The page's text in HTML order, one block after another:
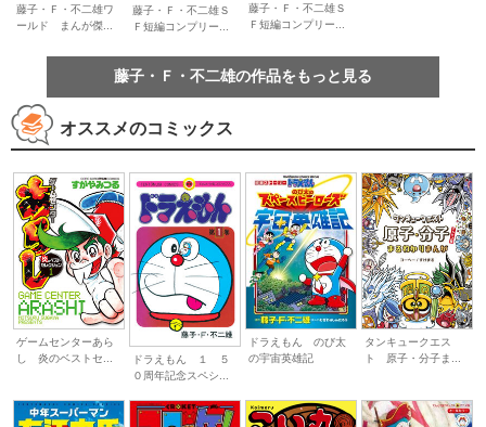
藤子・Ｆ・不二雄ワ
ールド まんが傑...
藤子・Ｆ・不二雄Ｓ
Ｆ短編コンプリー...
藤子・Ｆ・不二雄Ｓ
Ｆ短編コンプリー...
藤子・Ｆ・不二雄の作品をもっと見る
オススメのコミックス
ゲームセンターあら
し 炎のベストセ...
ドラえもん １ ５
０周年記念スペシ...
ドラえもん のび太
の宇宙英雄記
タンキュークエス
ト 原子・分子ま...